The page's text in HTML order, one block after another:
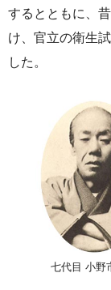
するとともに、
け、官立の衛生
した。
七代目 小野